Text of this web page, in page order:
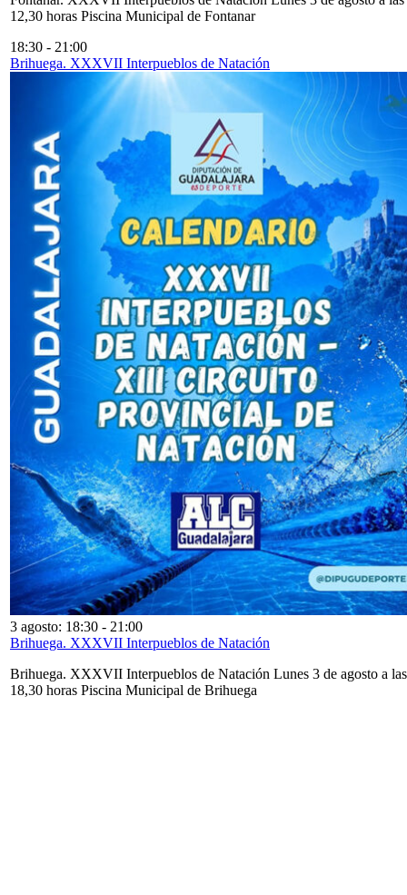
12,30 horas Piscina Municipal de Fontanar
18:30 - 21:00
Brihuega. XXXVII Interpueblos de Natación
3 agosto: 18:30 - 21:00
Brihuega. XXXVII Interpueblos de Natación
Brihuega. XXXVII Interpueblos de Natación Lunes 3 de agosto a las
18,30 horas Piscina Municipal de Brihuega